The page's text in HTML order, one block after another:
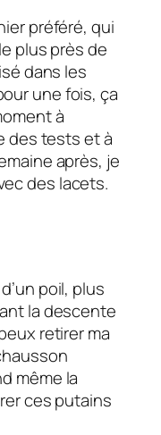
préféré, qui
plus près de
dans les
une fois, ça
à
des tests et à
après, je
des lacets.
poil, plus
la descente
retirer ma
même la
ces putains